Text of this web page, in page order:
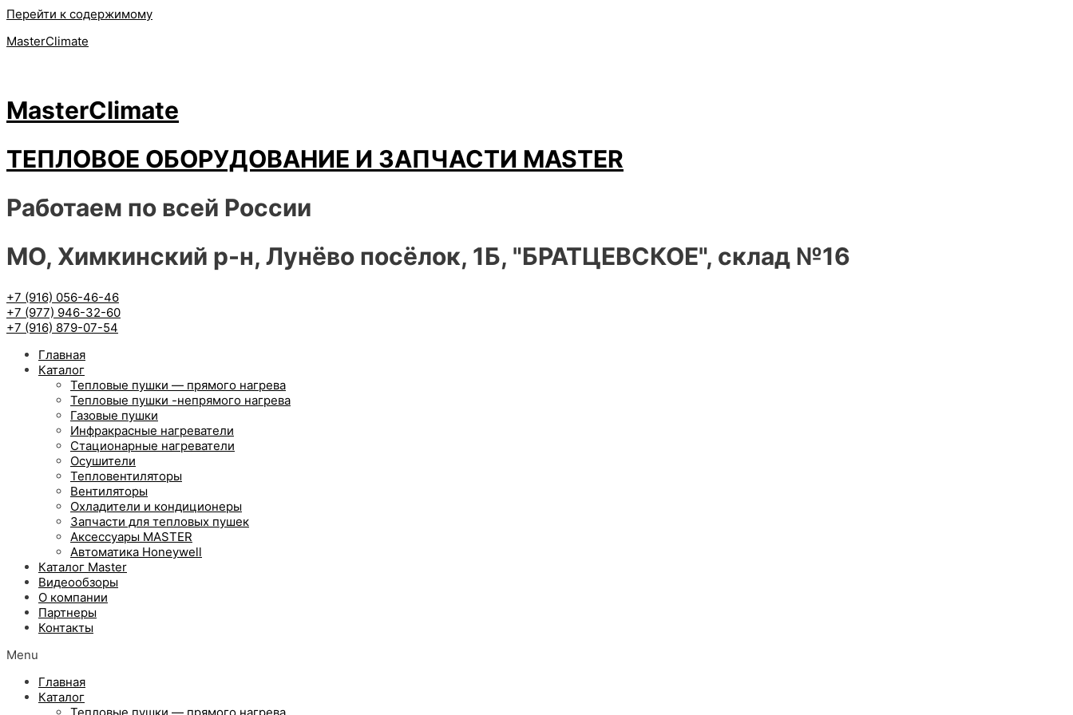
Перейти к содержимому
MasterClimate
MasterClimate
ТЕПЛОВОЕ ОБОРУДОВАНИЕ И ЗАПЧАСТИ MASTER
Работаем по всей России
МО, Химкинский р-н, Лунёво посёлок, 1Б, "БРАТЦЕВСКОЕ", склад №16
+7 (916) 056-46-46
+7 (977) 946-32-60
+7 (916) 879-07-54
Главная
Каталог
Тепловые пушки — прямого нагрева
Тепловые пушки -непрямого нагрева
Газовые пушки
Инфракрасные нагреватели
Стационарные нагреватели
Осушители
Тепловентиляторы
Вентиляторы
Охладители и кондиционеры
Запчасти для тепловых пушек
Аксессуары MASTER
Автоматика Honeywell
Каталог Master
Видеообзоры
О компании
Партнеры
Контакты
Menu
Главная
Каталог